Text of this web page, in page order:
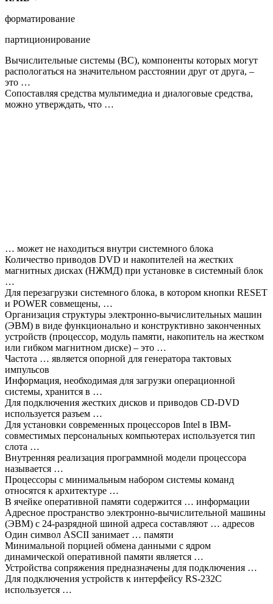
форматирование
партиционирование
Вычислительные системы (ВС), компоненты которых могут
распологаться на значительном расстоянии друг от друга, –
это …
Сопоставляя средства мультимедиа и диалоговые средства,
можно утверждать, что …
… может не находиться внутри системного блока
Количество приводов DVD и накопителей на жестких
магнитных дисках (НЖМД) при установке в системный блок
…
Для перезагрузки системного блока, в котором кнопки RESET
и POWER совмещены, …
Организация структуры электронно-вычислительных машин
(ЭВМ) в виде функционально и конструктивно законченных
устройств (процессор, модуль памяти, накопитель на жестком
или гибком магнитном диске) – это …
Частота … является опорной для генератора тактовых
импульсов
Информация, необходимая для загрузки операционной
системы, хранится в …
Для подключения жестких дисков и приводов CD-DVD
используется разъем …
Для установки современных процессоров Intel в IBM-
совместимых персональных компьютерах используется тип
слота …
Внутренняя реализация программной модели процессора
называется …
Процессоры с минимальным набором системы команд
относятся к архитектуре …
В ячейке оперативной памяти содержится … информации
Адресное пространство электронно-вычислительной машины
(ЭВМ) с 24-разрядной шиной адреса составляют … адресов
Один символ ASCII занимает … памяти
Минимальной порцией обмена данными с ядром
динамической оперативной памяти является …
Устройства сопряжения предназначены для подключения …
Для подключения устройств к интерфейсу RS-232C
используется …